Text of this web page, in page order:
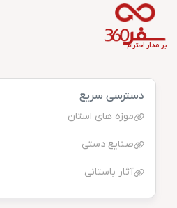
بر مدار احترام
دسترسی سریع
موزه های استان
صنایع دستی
آثار باستانی